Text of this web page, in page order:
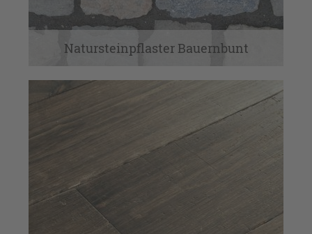
Natursteinpflaster Bauernbunt